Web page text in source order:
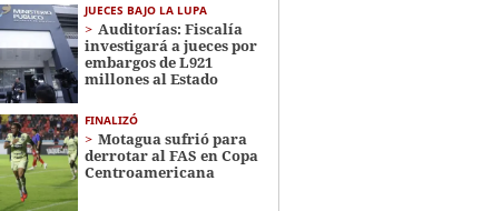
JUECES BAJO LA LUPA
Auditorías: Fiscalía
investigará a jueces por
embargos de L921
millones al Estado
FINALIZÓ
Motagua sufrió para
derrotar al FAS en Copa
Centroamericana